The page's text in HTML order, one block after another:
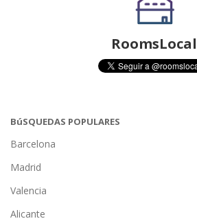
RoomsLocal
BúSQUEDAS POPULARES
Barcelona
Madrid
Valencia
Alicante